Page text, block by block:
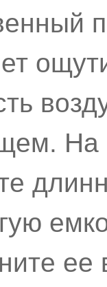
На
ее